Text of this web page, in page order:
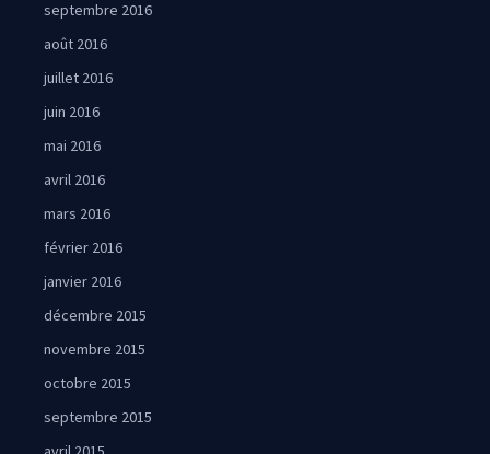
septembre 2016
août 2016
juillet 2016
juin 2016
mai 2016
avril 2016
mars 2016
février 2016
janvier 2016
décembre 2015
novembre 2015
octobre 2015
septembre 2015